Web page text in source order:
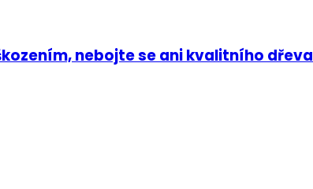
nebojte se ani kvalitního dřeva